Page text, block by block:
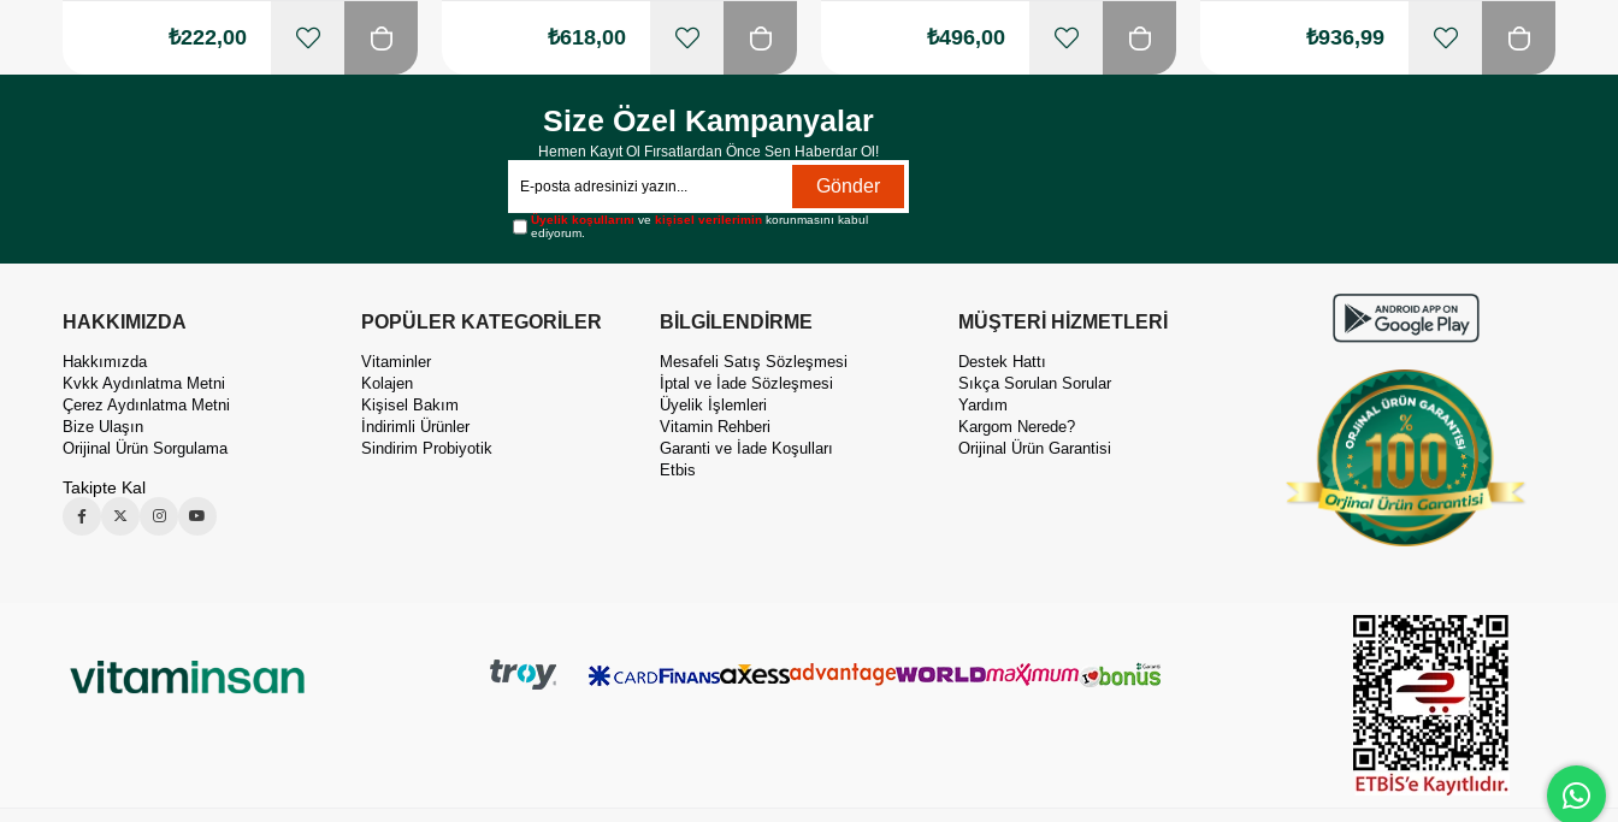
₺222,00 ₺618,00 ₺496,00 ₺936,99
Size Özel Kampanyalar
Hemen Kayıt Ol Fırsatlardan Önce Sen Haberdar Ol!
Gönder
Üyelik koşullarını vekişisel verilerimin korunmasını kabul
ediyorum.
HAKKIMIZDA
Hakkımızda
Kvkk Aydınlatma Metni
Çerez Aydınlatma Metni
Bize Ulaşın
Orijinal Ürün Sorgulama
Takipte Kal
POPÜLER KATEGORİLER
Vitaminler
Kolajen
Kişisel Bakım
İndirimli Ürünler
Sindirim Probiyotik
BİLGİLENDİRME
Mesafeli Satış Sözleşmesi
İptal ve İade Sözleşmesi
Üyelik İşlemleri
Vitamin Rehberi
Garanti ve İade Koşulları
Etbis
MÜŞTERİ HİZMETLERİ
Destek Hattı
Sıkça Sorulan Sorular
Yardım
Kargom Nerede?
Orijinal Ürün Garantisi